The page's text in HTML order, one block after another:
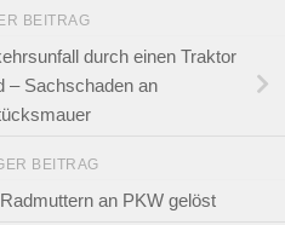
BEITRAG
durch einen Traktor
– Sachschaden an
BEITRAG
an PKW gelöst